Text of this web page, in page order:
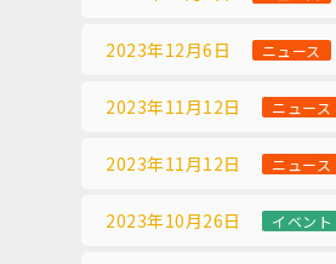
2023年12月6日 ニュース
2023年11月12日 ニュース
2023年11月12日 ニュース
2023年10月26日 イベント